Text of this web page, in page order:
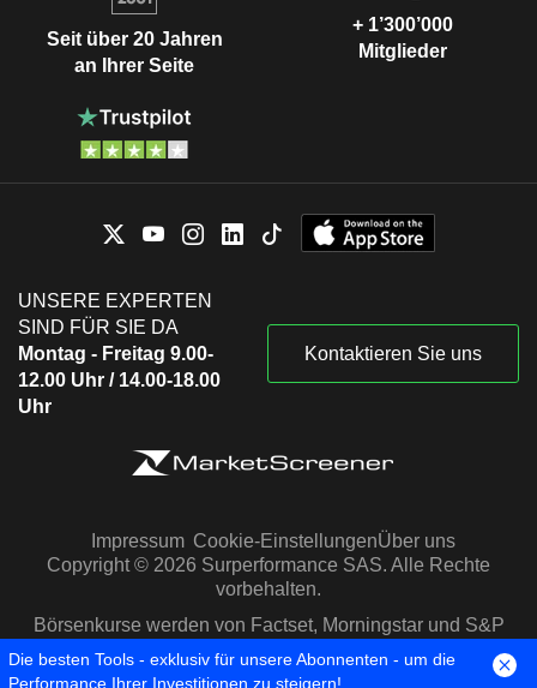
Seit über 20 Jahren
an Ihrer Seite
+ 1’300’000
Mitglieder
UNSERE EXPERTEN
SIND FÜR SIE DA
Montag - Freitag 9.00-
12.00 Uhr / 14.00-18.00
Uhr
Kontaktieren Sie uns
Impressum Cookie-EinstellungenÜber uns
Copyright © 2026 Surperformance SAS. Alle Rechte
vorbehalten.
Börsenkurse werden von Factset, Morningstar und S&P
Capital IQ zur Verfügung gestellt
Die besten Tools - exklusiv für unsere Abonnenten - um die
Performance Ihrer Investitionen zu steigern!